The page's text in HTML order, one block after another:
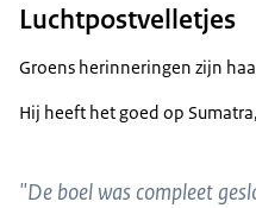
Luchtpostvelletjes
Groens herinneringen zijn
Hij heeft het goed op
"De boel was compleet